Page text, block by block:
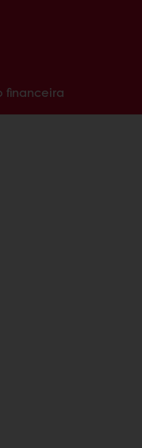
financeira